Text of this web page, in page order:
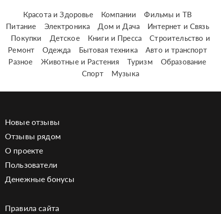
Красота и Здоровье Компании
Фильмы и ТВ
Питание
Электроника Дом и Дача
Интернет и Связь
Покупки
Детское Книги и Пресса
Строительство и
Ремонт
Одежда Бытовая техника
Авто и транспорт
Разное
Животные и Растения Туризм
Образование
Спорт
Музыка
Новые отзывы
Отзывы рядом
О проекте
Пользователи
Денежные бонусы
Правила сайта